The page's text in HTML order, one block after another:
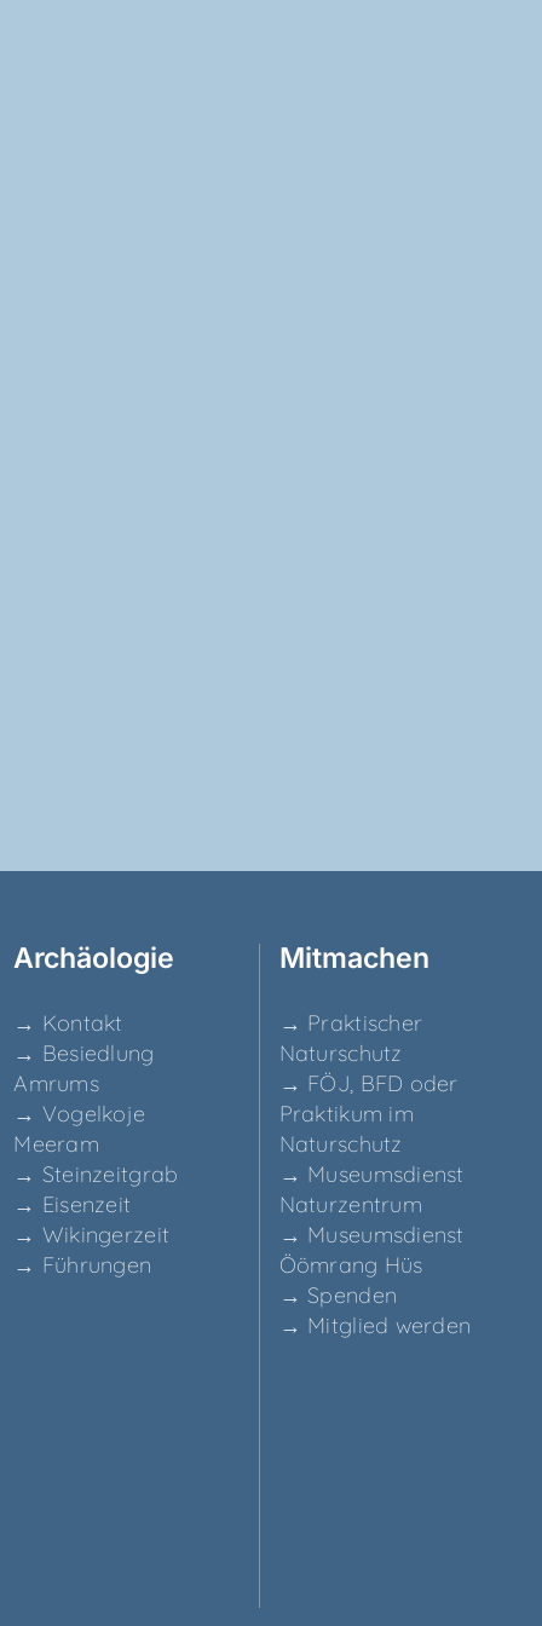
Archäo­lo­gie
→ Kon­takt
→ Besied­lung
Amrums
→ Vogel­ko­je
Meeram
→ Stein­zeit­grab
→ Eisen­zeit
→ Wikin­ger­zeit
→ Füh­run­gen
Mit­ma­chen
→ Prak­ti­scher
Naturschutz
→ FÖJ, BFD oder
Prak­ti­kum im
Naturschutz
→ Muse­ums­dienst
Naturzentrum
→ Muse­ums­dienst
Ööm­rang Hüs
→ Spen­den
→ Mit­glied werden